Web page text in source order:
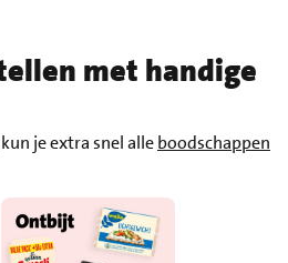
met handige
kun je extra snel alleboodschappen